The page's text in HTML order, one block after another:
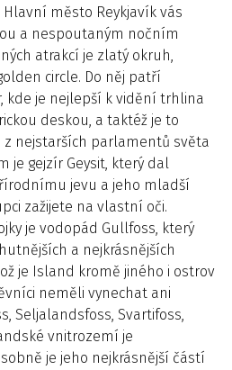
město Reykjavík vás
a nespoutaným nočním
atrakcí je zlatý okruh,
circle. Do něj patří
kde je nejlepší k vidění trhlina
deskou, a taktéž je to
nejstarších parlamentů světa
je gejzír Geysit, který dal
jevu a jeho mladší
zažijete na vlastní oči.
je vodopád Gullfoss, který
a nejkrásnějších
je Island kromě jiného i ostrov
neměli vynechat ani
Seljalandsfoss, Svartifoss,
vnitrozemí je
je jeho nejkrásnější částí